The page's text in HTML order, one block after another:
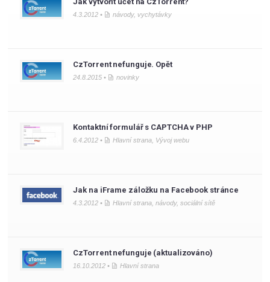
4.3.2012 • návody,vychytávky
CzTorrent nefunguje. Opět
24.8.2015 • novinky
Kontaktní formulář s CAPTCHA v PHP
6.4.2012 • Hlavní strana Vývoj webu
Jak na iFrame záložku na Facebook stránce
4.3.2012 • Hlavní strana ,návody,sociální sítě
CzTorrent nefunguje (aktualizováno)
16.10.2012 • Hlavní strana